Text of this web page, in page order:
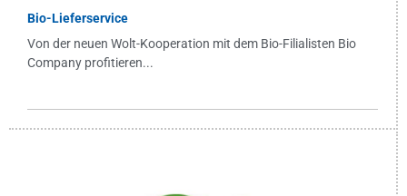
Bio-Lieferservice
Von der neuen Wolt-Kooperation mit dem Bio-Filialisten Bio
Company profitieren...